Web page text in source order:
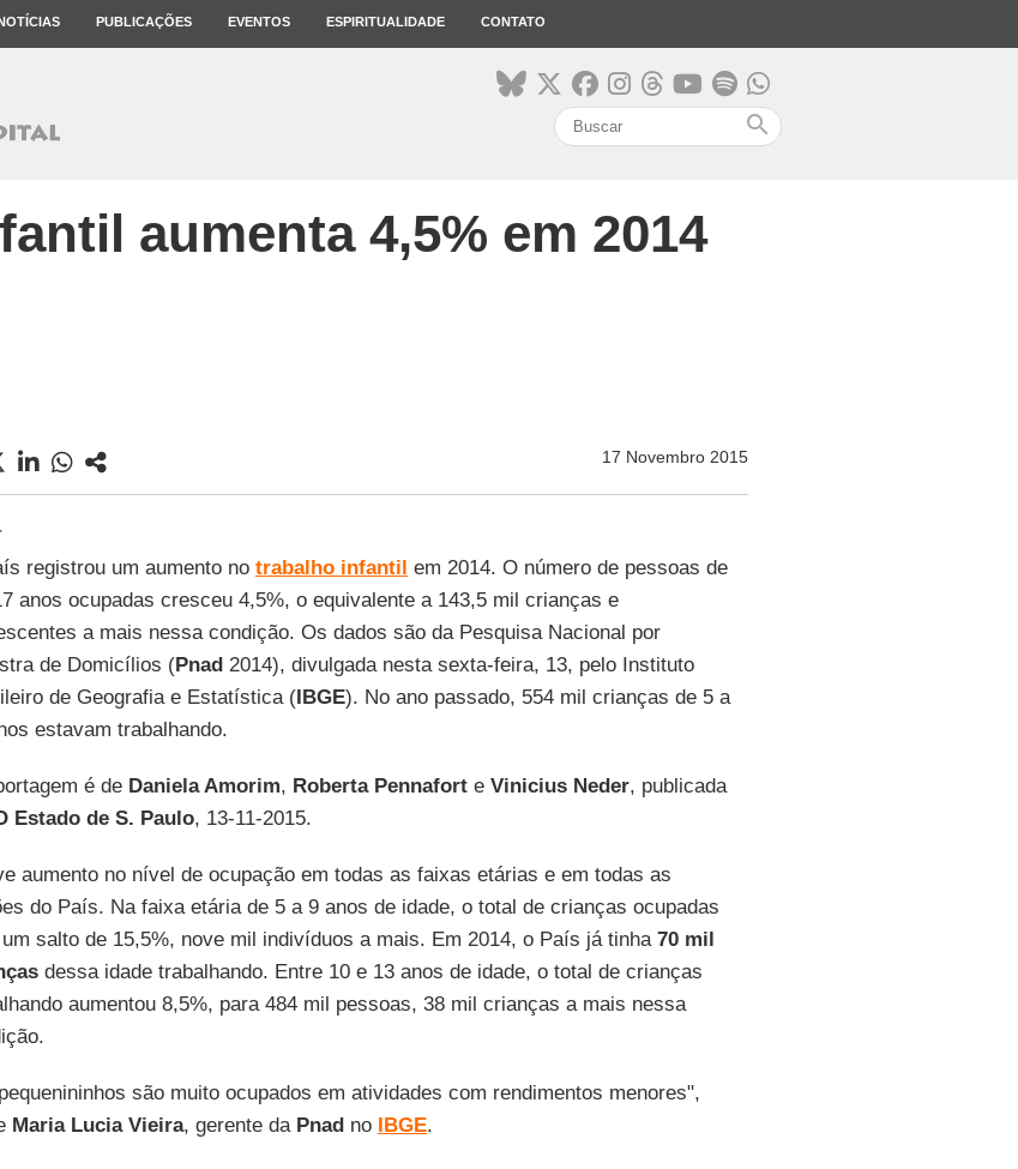
PUBLICAÇÕES EVENTOS ESPIRITUALIDADE CONTATO
search
aumenta 4,5% em 2014
17 Novembro 2015
registrou um aumento no trabalho infantil em 2014. O número de pessoas de
anos ocupadas cresceu 4,5%, o equivalente a 143,5 mil crianças e
a mais nessa condição. Os dados são da Pesquisa Nacional por
de Domicílios (Pnad2014), divulgada nesta sexta-feira, 13, pelo Instituto
de Geografia e Estatística (IBGE). No ano passado, 554 mil crianças de 5 a
estavam trabalhando.
é de Daniela Amorim, Roberta Pennaforte Vinicius Neder, publicada
Estado de S. Paulo, 13-11-2015.
aumento no nível de ocupação em todas as faixas etárias e em todas as
do País. Na faixa etária de 5 a 9 anos de idade, o total de crianças ocupadas
salto de 15,5%, nove mil indivíduos a mais. Em 2014, o País já tinha 70 mil
dessa idade trabalhando. Entre 10 e 13 anos de idade, o total de crianças
aumentou 8,5%, para 484 mil pessoas, 38 mil crianças a mais nessa
são muito ocupados em atividades com rendimentos menores",
Maria Lucia Vieira, gerente da Pnadno IBGE.